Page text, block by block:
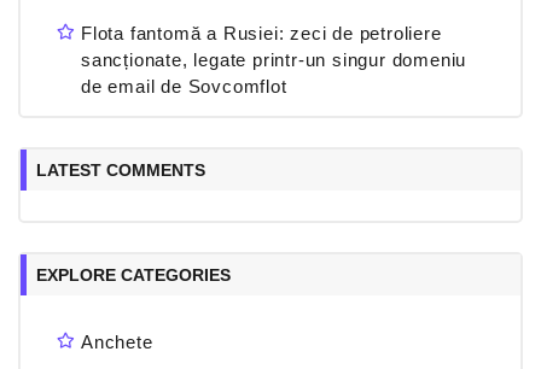
Flota fantomă a Rusiei: zeci de petroliere
sancționate, legate printr-un singur domeniu
de email de Sovcomflot
LATEST COMMENTS
EXPLORE CATEGORIES
Anchete